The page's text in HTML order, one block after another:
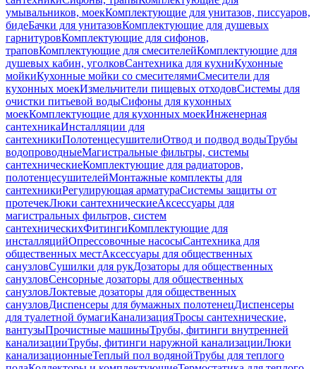
умывальников, моекКомплектующие для унитазов, писсуаров,
бидеБачки для унитазовКомплектующие для душевых
гарнитуровКомплектующие для сифонов,
траповКомплектующие для смесителейКомплектующие для
душевых кабин, уголковСантехника для кухниКухонные
мойкиКухонные мойки со смесителямиСмесители для
кухонных моекИзмельчители пищевых отходовСистемы для
очистки питьевой водыСифоны для кухонных
моекКомплектующие для кухонных моекИнженерная
сантехникаИнсталляции для
сантехникиПолотенцесушителиОтвод и подвод водыТрубы
водопроводныеМагистральные фильтры, системы
сантехническиеКомплектующие для радиаторов,
полотенцесушителейМонтажные комплекты для
сантехникиРегулирующая арматураСистемы защиты от
протечекЛюки сантехническиеАксессуары для
магистральных фильтров, систем
сантехническихФитингиКомплектующие для
инсталляцийОпрессовочные насосыСантехника для
общественных местАксессуары для общественных
санузловСушилки для рукДозаторы для общественных
санузловСенсорные дозаторы для общественных
санузловЛоктевые дозаторы для общественных
санузловДиспенсеры для бумажных полотенецДиспенсеры
для туалетной бумагиКанализацияТросы сантехнические,
вантузыПрочистные машиныТрубы, фитинги внутренней
канализацииТрубы, фитинги наружной канализацииЛюки
канализационныеТеплый пол водянойТрубы для теплого